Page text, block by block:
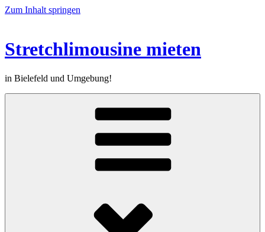
Zum Inhalt springen
Stretchlimousine mieten
in Bielefeld und Umgebung!